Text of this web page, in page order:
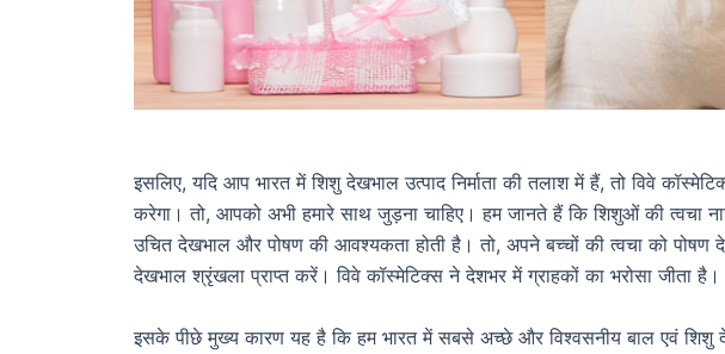
इसलिए, यदि आप भारत में शिशु देखभाल उत्पाद निर्माता की तलाश में हैं, तो विवे
करेगा। तो, आपको अभी हमारे साथ जुड़ना चाहिए। हम जानते हैं कि शिशुओं की त्वचा
उचित देखभाल और पोषण की आवश्यकता होती है। तो, अपने बच्चों की त्वचा को पोषण
देखभाल श्रृंखला प्राप्त करें। विवे कॉस्मेटिक्स ने देशभर में ग्राहकों का भरोसा जीता है।
इसके पीछे मुख्य कारण यह है कि हम भारत में सबसे अच्छे और विश्वसनीय बाल एवं शिशु